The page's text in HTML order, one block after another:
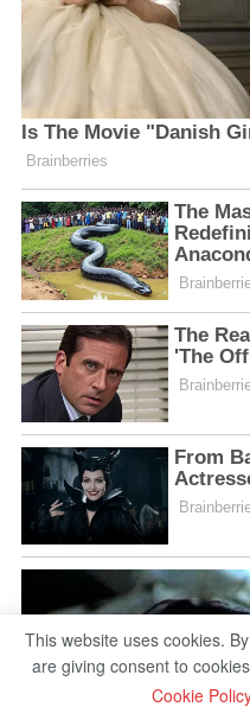
This website uses cookies.
are giving consent to
Cookie Policy